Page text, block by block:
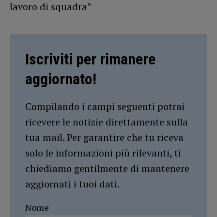
lavoro di squadra”
Iscriviti per rimanere
aggiornato!
Compilando i campi seguenti potrai
ricevere le notizie direttamente sulla
tua mail. Per garantire che tu riceva
solo le informazioni più rilevanti, ti
chiediamo gentilmente di mantenere
aggiornati i tuoi dati.
Nome